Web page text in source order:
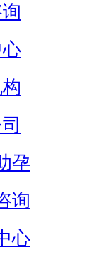
孕
询
心